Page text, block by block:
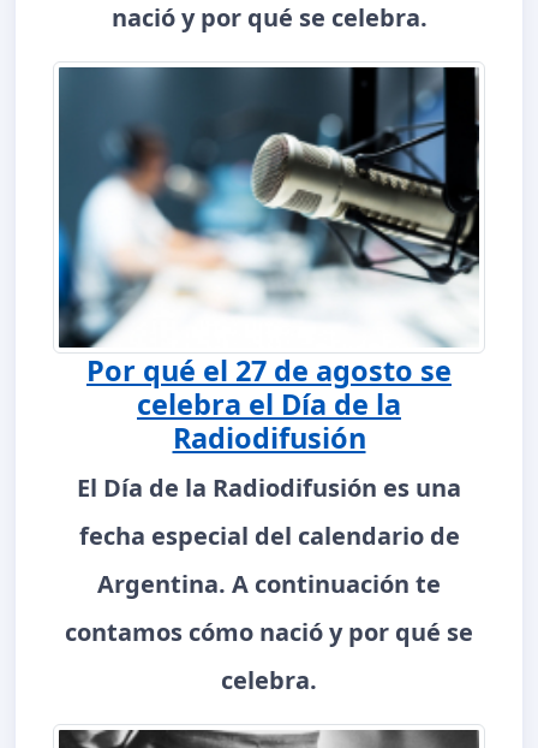
nació y por qué se celebra.
Por qué el 27 de agosto se
celebra el Día de la
Radiodifusión
El Día de la Radiodifusión es una
fecha especial del calendario de
Argentina. A continuación te
contamos cómo nació y por qué se
celebra.